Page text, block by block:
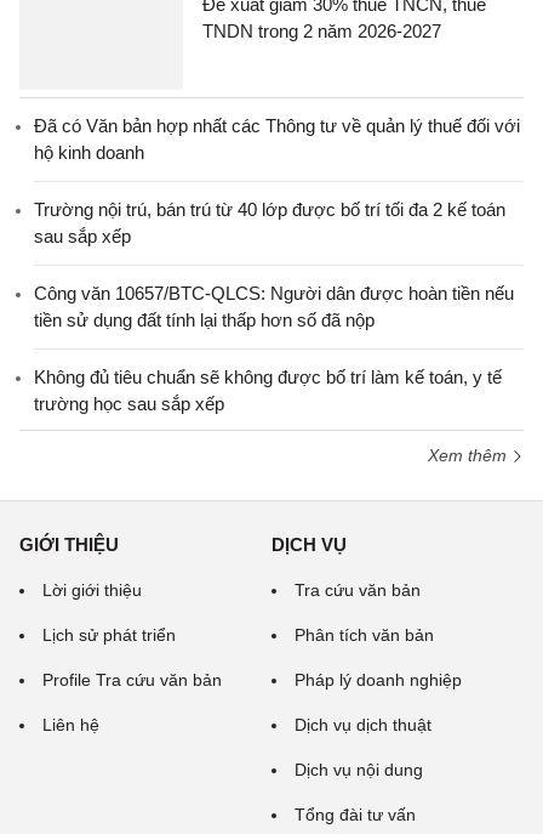
Đề xuất giảm 30% thuế TNCN, thuế
TNDN trong 2 năm 2026-2027
Đã có Văn bản hợp nhất các Thông tư về quản lý thuế đối với
hộ kinh doanh
Trường nội trú, bán trú từ 40 lớp được bố trí tối đa 2 kế toán
sau sắp xếp
Công văn 10657/BTC-QLCS: Người dân được hoàn tiền nếu
tiền sử dụng đất tính lại thấp hơn số đã nộp
Không đủ tiêu chuẩn sẽ không được bố trí làm kế toán, y tế
trường học sau sắp xếp
Xem thêm
GIỚI THIỆU
Lời giới thiệu
Lịch sử phát triển
Profile Tra cứu văn bản
Liên hệ
DỊCH VỤ
Tra cứu văn bản
Phân tích văn bản
Pháp lý doanh nghiệp
Dịch vụ dịch thuật
Dịch vụ nội dung
Tổng đài tư vấn